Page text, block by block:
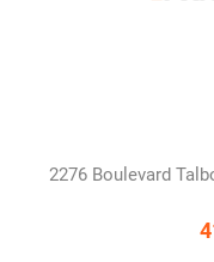
2276 Boulevard